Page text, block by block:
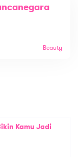
Beauty
Kamu Jadi